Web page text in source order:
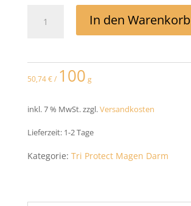
Magen
Darm
2
In den Warenkorb
50,74€/ 100 g
inkl. 7 % MwSt.zzgl.Versandkosten
Lieferzeit: 1-2 Tage
Kategorie: Tri Protect Magen Darm